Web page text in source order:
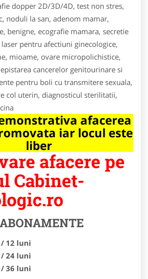
dopper 2D/3D/4D, test non stres,
noduli la san, adenom mamar,
benigne, ecografie mamara, secretie
pentru afectiuni ginecologice,
mioame, ovare micropolichistice,
cancerelor genitourinare si
pentru boli cu transmitere sexuala,
col uterin, diagnosticul sterilitatii,
afacerea
iar locul este
liber
afacere pe
Cabinet-
12 luni
24 luni
36 luni